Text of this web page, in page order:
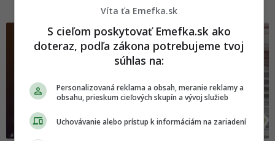
Víta ťa Emefka.sk
S cieľom poskytovať Emefka.sk ako
doteraz, podľa zákona potrebujeme tvoj
súhlas na:
Personalizovaná reklama a obsah, meranie reklamy a
obsahu, prieskum cieľových skupín a vývoj služieb
Uchovávanie alebo prístup k informáciám na zariadení